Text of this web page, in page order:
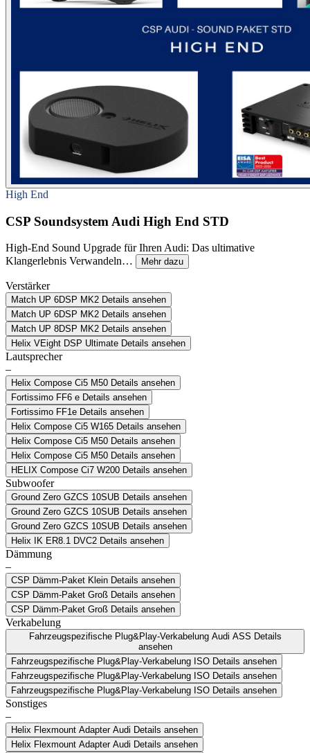
High End
CSP Soundsystem Audi High End STD
High-End Sound Upgrade für Ihren Audi: Das ultimative
Klangerlebnis Verwandeln…
Mehr dazu
Verstärker
Match UP 6DSP MK2 Details ansehen
Match UP 6DSP MK2 Details ansehen
Match UP 8DSP MK2 Details ansehen
Helix VEight DSP Ultimate Details ansehen
Lautsprecher
–
Helix Compose Ci5 M50 Details ansehen
Fortissimo FF6 e Details ansehen
Fortissimo FF1e Details ansehen
Helix Compose Ci5 W165 Details ansehen
Helix Compose Ci5 M50 Details ansehen
Helix Compose Ci5 M50 Details ansehen
HELIX Compose Ci7 W200 Details ansehen
Subwoofer
Ground Zero GZCS 10SUB Details ansehen
Ground Zero GZCS 10SUB Details ansehen
Ground Zero GZCS 10SUB Details ansehen
Helix IK ER8.1 DVC2 Details ansehen
Dämmung
–
CSP Dämm-Paket Klein Details ansehen
CSP Dämm-Paket Groß Details ansehen
CSP Dämm-Paket Groß Details ansehen
Verkabelung
Fahrzeugspezifische Plug&Play-Verkabelung Audi ASS Details
ansehen
Fahrzeugspezifische Plug&Play-Verkabelung ISO Details ansehen
Fahrzeugspezifische Plug&Play-Verkabelung ISO Details ansehen
Fahrzeugspezifische Plug&Play-Verkabelung ISO Details ansehen
Sonstiges
–
Helix Flexmount Adapter Audi Details ansehen
Helix Flexmount Adapter Audi Details ansehen